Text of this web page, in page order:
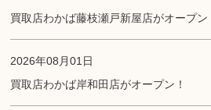
買取店わかば藤枝瀬戸新屋店がオープン
2026年08月01日
買取店わかば岸和田店がオープン！